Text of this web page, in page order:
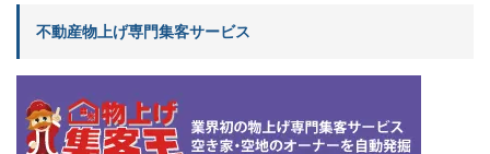
不動産物上げ専門集客サービス